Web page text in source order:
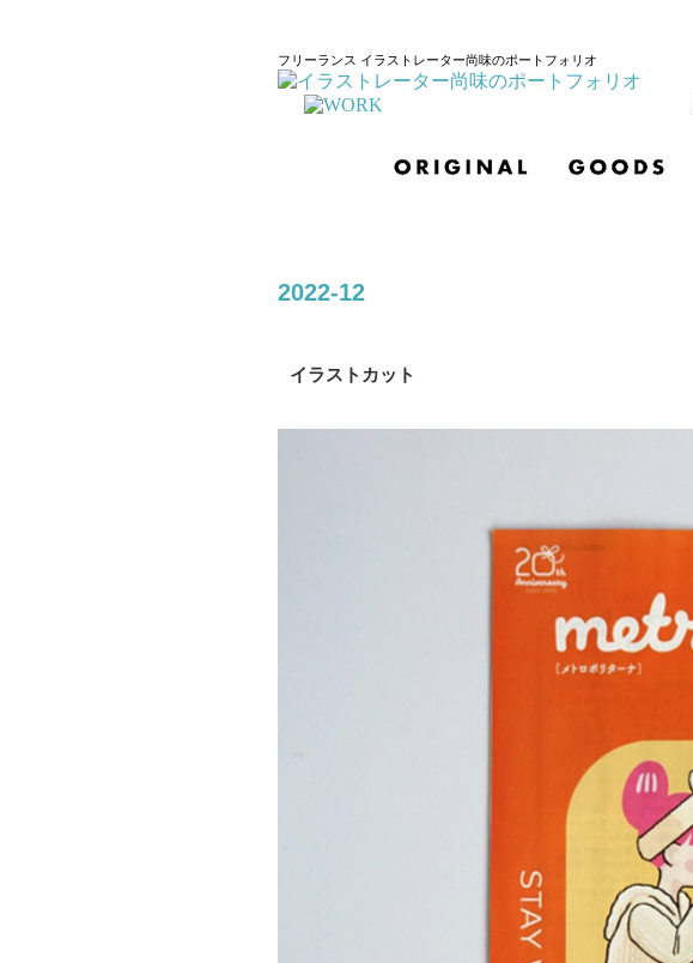
フリーランス イラストレーター尚味のポートフォリオ
2022-12
イラストカット